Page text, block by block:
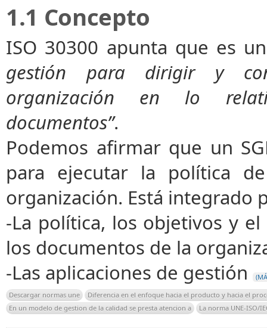
1.1 Concepto
ISO 30300 apunta que es
gestión para dirigir y
organización en lo
documentos”.
Podemos afirmar que un
para ejecutar la política
organización. Está integrado
-La política, los objetivos y
los documentos de la
-Las aplicaciones de gestión
Descargar normas une
Diferencia en el enfoque hacia el producto y hacia el
En un modelo de gestion de la calidad se presta atencion a
La norma UNE-ISO/